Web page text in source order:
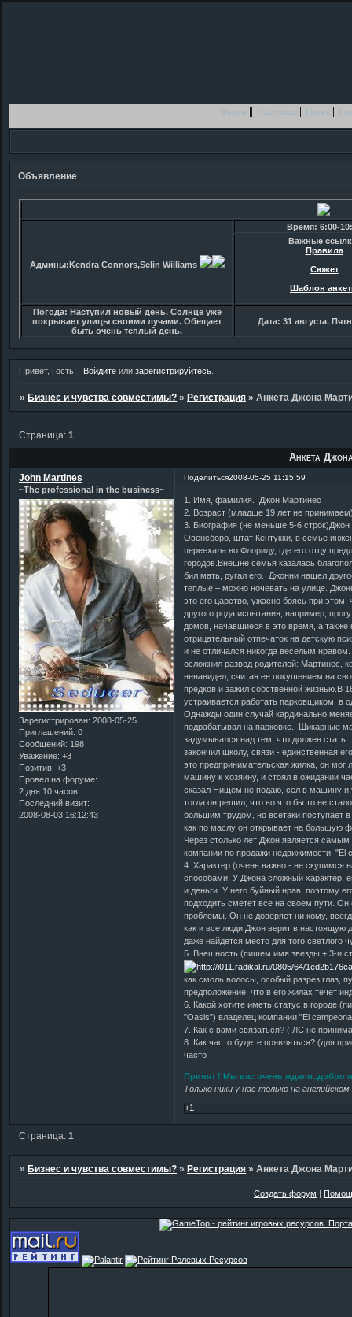
Объявление
Админы:Kendra Connors,Selin Williams
Время: 6:00-
Важные
Правила
Сюжет
Шаблон
Погода: Наступил новый день. Солнце уже
покрывает улицы своими лучами. Обещает
быть очень теплый день.
Дата: 31 августа.
Привет, Гость! Войдитеили зарегистрируйтесь.
» Бизнес и чувства совместимы? » Регистрация »Анкета Джона
Анкета
Страница:1
Поделиться2008-05-25 11:15:59
John Martines
~The professional in the business~
Зарегистрирован: 2008-05-25
Приглашений: 0
Сообщений: 198
Уважение: +3
Позитив: +3
Провел на форуме:
2 дня 10 часов
Последний визит:
2008-08-03 16:12:43
1. Имя, фамилия. Джон Мартинес
2. Возраст (младше 19 лет не
3. Биография (не меньше 5-6
Овенсборо, штат Кентукки, в семье
переехала во Флориду, где его отцу
городов.Внешне семья казалась
бил мать, ругал его. Джонни нашел
теплые – можно ночевать на улице.
это его царство, ужасно боясь при этом,
другого рода испытания, например,
домов, начавшиеся в это время, а
отрицательный отпечаток на детскую
и не отличался никогда веселым
осложнил развод родителей: Мартинес,
ненавидел, считая ее покушением на
предков и зажил собственной жизнью.В
устраивается работать парковщиком, в
Однажды один случай кардинально
подрабатывал на парковке. Шикарные
задумывался над тем, что должен стать
закончил школу, связи - единственная
это предпринимательская жилка, он мог
машину к хозяину, и стоял в ожидании
сказал Нищем не подаю , сел в машину и
тогда он решил, что во что бы то не
большим трудом, но всетаки поступает
как по маслу он открывает на большую
Через столько лет Джон является
компании по продажи недвижимости "El
4. Характер (очень важно - не
способами. У Джона сложный характер,
и деньги. У него буйный нрав, поэтому
подходить сметет все на своем пути.
проблемы. Он не доверяет ни кому,
как и все люди Джон верит в настоящую
даже найдется место для того светлого
5. Внешность (пишем имя звезды + 3-и
как смоль волосы, особый разрез глаз,
предположение, что в его жилах течет
6. Какой хотите иметь статус в городе
"Oasis") владелец компании "El
7. Как с вами связаться? ( ЛС не
8. Как часто будете появляться? (для
часто
Принят ! Мы вас очень ждали..добро
Только ники у нас только на английском
+1
Страница:1
»Бизнес и чувства совместимы? »Регистрация »Анкета Джона
Создать форум